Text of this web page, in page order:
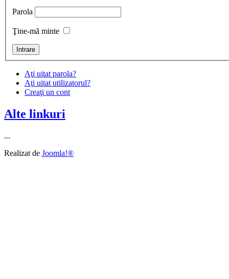
Parola
Ţine-mă minte
Aţi uitat parola?
Aţi uitat utilizatorul?
Creaţi un cont
Alte linkuri
...
Realizat de Joomla!®